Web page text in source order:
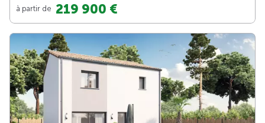
à partir de 219 900 €